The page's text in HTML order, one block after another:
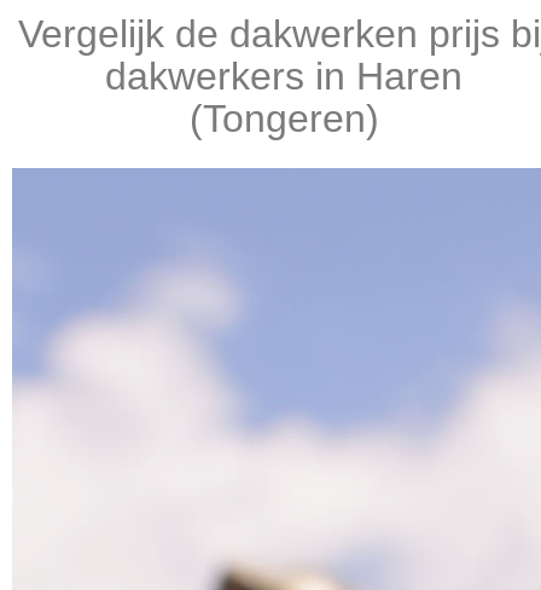
Vergelijk de dakwerken prijs
dakwerkers in Haren
(Tongeren)